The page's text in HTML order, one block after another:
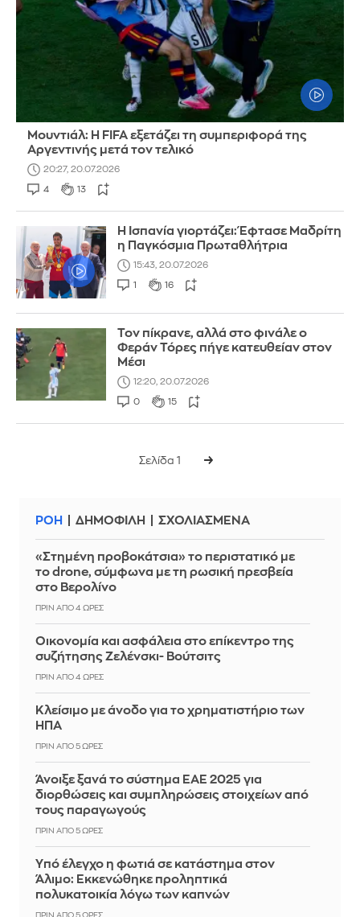
Μουντιάλ: Η FIFA εξετάζει τη συμπεριφορά της
Αργεντινής μετά τον τελικό
20:27, 20.07.2026
4 13
Η Ισπανία γιορτάζει: Έφτασε Μαδρίτη
η Παγκόσμια Πρωταθλήτρια
15:43, 20.07.2026
1 16
Τον πίκρανε, αλλά στο φινάλε ο
Φεράν Τόρες πήγε κατευθείαν στον
Μέσι
12:20, 20.07.2026
0 15
Σελίδα 1
ΡΟΗ ΔΗΜΟΦΙΛΗ ΣΧΟΛΙΑΣΜΕΝΑ
«Στημένη προβοκάτσια» το περιστατικό με
το drone, σύμφωνα με τη ρωσική πρεσβεία
στο Βερολίνο
ΠΡΙΝ ΑΠΌ 4 ΏΡΕΣ
Οικονομία και ασφάλεια στο επίκεντρο της
συζήτησης Ζελένσκι- Βούτσιτς
ΠΡΙΝ ΑΠΌ 4 ΏΡΕΣ
Κλείσιμο με άνοδο για το χρηματιστήριο των
ΗΠΑ
ΠΡΙΝ ΑΠΌ 5 ΏΡΕΣ
Άνοιξε ξανά το σύστημα ΕΑΕ 2025 για
διορθώσεις και συμπληρώσεις στοιχείων από
τους παραγωγούς
ΠΡΙΝ ΑΠΌ 5 ΏΡΕΣ
Yπό έλεγχο η φωτιά σε κατάστημα στον
Άλιμο: Εκκενώθηκε προληπτικά
πολυκατοικία λόγω των καπνών
ΠΡΙΝ ΑΠΌ 5 ΏΡΕΣ